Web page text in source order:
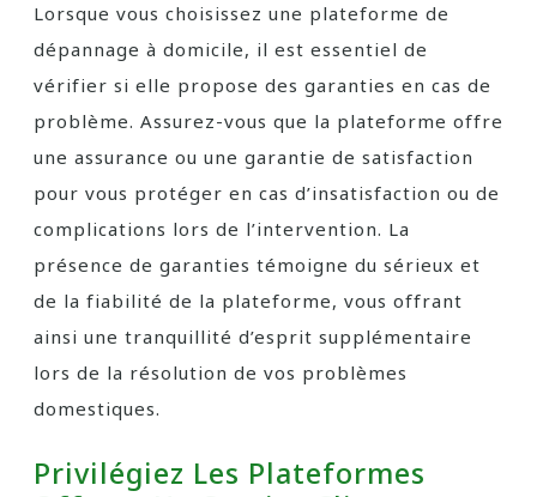
Lorsque vous choisissez une plateforme de
dépannage à domicile, il est essentiel de
vérifier si elle propose des garanties en cas de
problème. Assurez-vous que la plateforme offre
une assurance ou une garantie de satisfaction
pour vous protéger en cas d’insatisfaction ou de
complications lors de l’intervention. La
présence de garanties témoigne du sérieux et
de la fiabilité de la plateforme, vous offrant
ainsi une tranquillité d’esprit supplémentaire
lors de la résolution de vos problèmes
domestiques.
Privilégiez Les Plateformes